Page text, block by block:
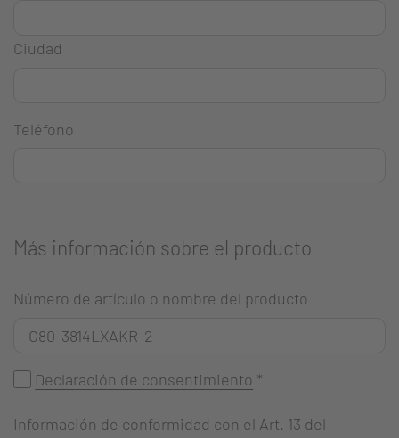
Ciudad
Teléfono
Más información sobre el producto
Número de artículo o nombre del producto
Declaración de consentimiento *
Información de conformidad con el Art. 13 del